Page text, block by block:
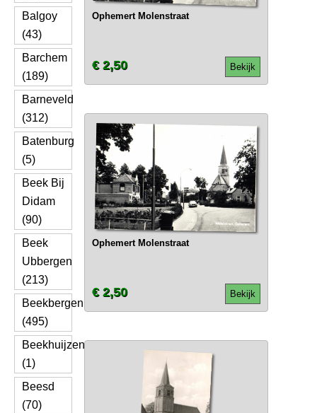
Balgoy
(43)
Barchem
(189)
Barneveld
(312)
Batenburg
(5)
Beek Bij
Didam
(90)
Beek
Ubbergen
(213)
Beekbergen
(495)
Beekhuijzen
(1)
Beesd
(70)
Ophemert Molenstraat
Bekijk
€ 2,50
Ophemert Molenstraat
Bekijk
€ 2,50